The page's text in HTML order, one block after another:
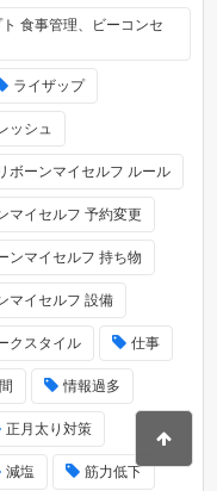
食事管理、ビーコンセ
ライザップ
ッシュ
ボーンマイセルフ ルール
マイセルフ 予約変更
ンマイセルフ 持ち物
マイセルフ 設備
クスタイル 仕事
情報過多
正月太り対策
減塩 筋力低下